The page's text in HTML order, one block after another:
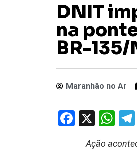
DNIT
na
BR-135/
Maranhão no Ar
Facebook
X
Ação